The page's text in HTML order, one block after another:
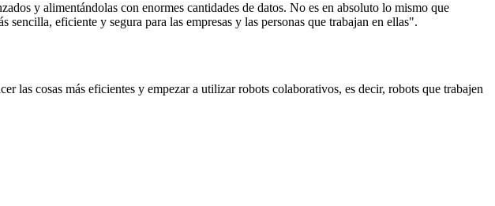
y alimentándolas con enormes cantidades de datos. No es en absoluto lo mismo que
eficiente y segura para las empresas y las personas que trabajan en ellas".
las cosas más eficientes y empezar a utilizar robots colaborativos, es decir, robots que trabajen